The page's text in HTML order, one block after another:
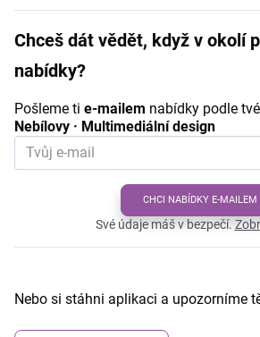
Chceš dát vědět, když v okolí
nabídky?
Pošleme ti e-mailem nabídky podle
Nebílovy · Multimediální design
CHCI NABÍDKY E-MAILEM
Své údaje máš v bezpečí.
Nebo si stáhni aplikaci a upozorníme